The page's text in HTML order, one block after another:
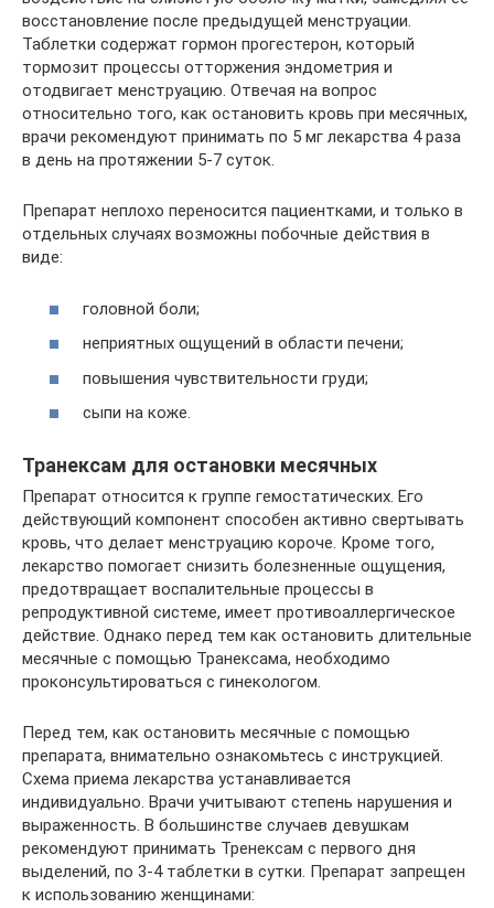
восстановление после предыдущей менструации.
Таблетки содержат гормон прогестерон, который
тормозит процессы отторжения эндометрия и
отодвигает менструацию. Отвечая на вопрос
относительно того, как остановить кровь при месячных,
врачи рекомендуют принимать по 5 мг лекарства 4 раза
в день на протяжении 5-7 суток.
Препарат неплохо переносится пациентками, и только в
отдельных случаях возможны побочные действия в
виде:
головной боли;
неприятных ощущений в области печени;
повышения чувствительности груди;
сыпи на коже.
Транексам для остановки месячных
Препарат относится к группе гемостатических. Его
действующий компонент способен активно свертывать
кровь, что делает менструацию короче. Кроме того,
лекарство помогает снизить болезненные ощущения,
предотвращает воспалительные процессы в
репродуктивной системе, имеет противоаллергическое
действие. Однако перед тем как остановить длительные
месячные с помощью Транексама, необходимо
проконсультироваться с гинекологом.
Перед тем, как остановить месячные с помощью
препарата, внимательно ознакомьтесь с инструкцией.
Схема приема лекарства устанавливается
индивидуально. Врачи учитывают степень нарушения и
выраженность. В большинстве случаев девушкам
рекомендуют принимать Тренексам с первого дня
выделений, по 3-4 таблетки в сутки. Препарат запрещен
к использованию женщинами: